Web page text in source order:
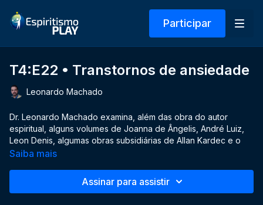
Participar
T4:E22 • Transtornos de ansiedade
Leonardo Machado
Dr. Leonardo Machado examina, além das obra do autor
espiritual, alguns volumes de Joanna de Ângelis, André Luiz,
Leon Denis, algumas obras subsidiárias de Allan Kardec e o
livro de sua autoria, "Transtornos psiquiátricos: aspectos
Saiba mais
Assinar para assistir